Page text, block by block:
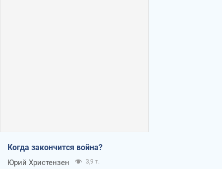
Когда закончится война?
Юрий Христензен 3,9 т.